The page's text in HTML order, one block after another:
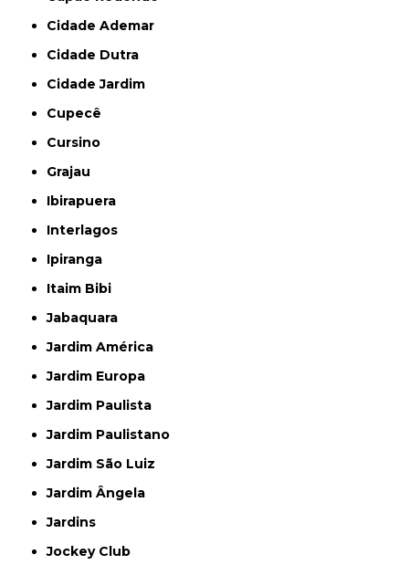
Cidade Ademar
Cidade Dutra
Cidade Jardim
Cupecê
Cursino
Grajau
Ibirapuera
Interlagos
Ipiranga
Itaim Bibi
Jabaquara
Jardim América
Jardim Europa
Jardim Paulista
Jardim Paulistano
Jardim São Luiz
Jardim Ângela
Jardins
Jockey Club